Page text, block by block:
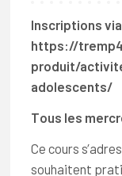
Inscriptions via
https://
produit/
adolescents/
Tous les
Ce cours
souhaitent